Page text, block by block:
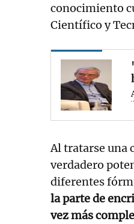
conocimiento
Científico y
Al tratarse una
verdadero
diferentes
la parte de
vez más